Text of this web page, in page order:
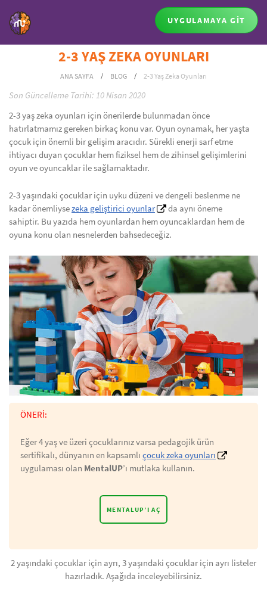
UYGULAMAYA GİT
2-3 YAŞ ZEKA OYUNLARI
ANA SAYFA / BLOG / 2-3 Yaş Zeka Oyunları
Son Güncelleme Tarihi: 10 Nisan 2020
2-3 yaş zeka oyunları için önerilerde bulunmadan önce
hatırlatmamız gereken birkaç konu var. Oyun oynamak, her yaşta
çocuk için önemli bir gelişim aracıdır. Sürekli enerji sarf etme
ihtiyacı duyan çocuklar hem fiziksel hem de zihinsel gelişimlerini
oyun ve oyuncaklar ile sağlamaktadır.
2-3 yaşındaki çocuklar için uyku düzeni ve dengeli beslenme ne
kadar önemliysezeka geliştirici oyunlar
da aynı öneme
sahiptir. Bu yazıda hem oyunlardan hem oyuncaklardan hem de
oyuna konu olan nesnelerden bahsedeceğiz.
ÖNERİ:
Eğer 4 yaş ve üzeri çocuklarınız varsa pedagojik ürün
sertifikalı, dünyanın en kapsamlı çocuk zeka oyunları
uygulaması olan MentalUP’ı mutlaka kullanın.
MENTALUP’I AÇ
2 yaşındaki çocuklar için ayrı, 3 yaşındaki çocuklar için ayrı listeler
hazırladık. Aşağıda inceleyebilirsiniz.